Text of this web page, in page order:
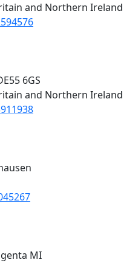
and Northern Ireland
6GS
and Northern Ireland
MI